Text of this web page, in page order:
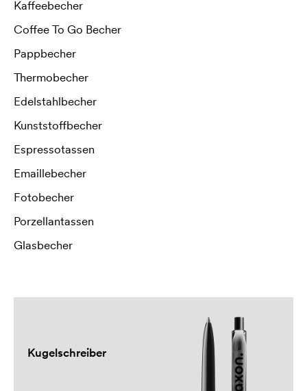
Kaffeebecher
Coffee To Go Becher
Pappbecher
Thermobecher
Edelstahlbecher
Kunststoffbecher
Espressotassen
Emaillebecher
Fotobecher
Porzellantassen
Glasbecher
Kugelschreiber